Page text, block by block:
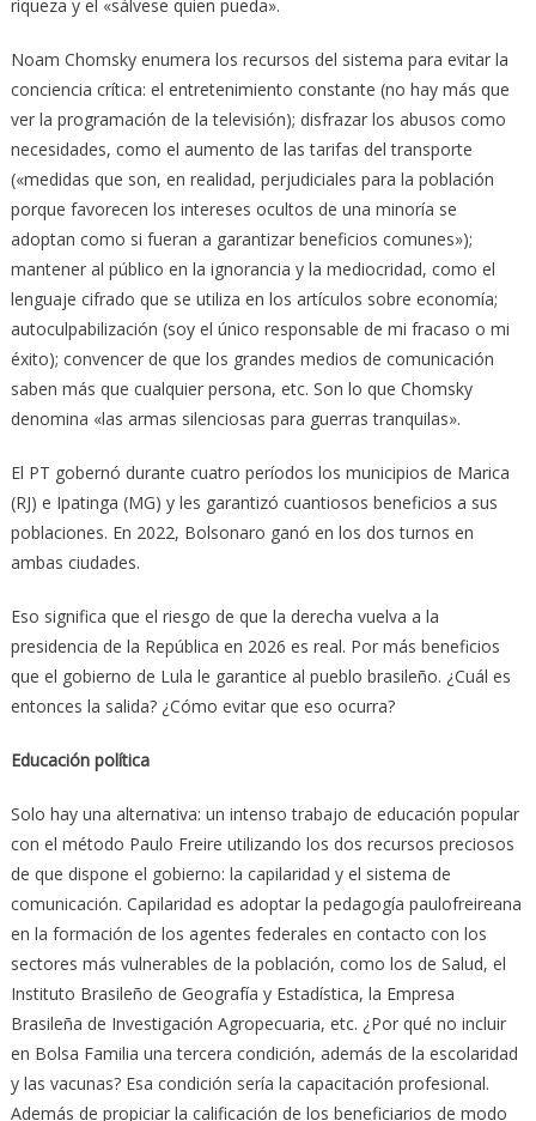
riqueza y el «sálvese quien pueda».
Noam Chomsky enumera los recursos del sistema para evitar la
conciencia crítica: el entretenimiento constante (no hay más que
ver la programación de la televisión); disfrazar los abusos como
necesidades, como el aumento de las tarifas del transporte
(«medidas que son, en realidad, perjudiciales para la población
porque favorecen los intereses ocultos de una minoría se
adoptan como si fueran a garantizar beneficios comunes»);
mantener al público en la ignorancia y la mediocridad, como el
lenguaje cifrado que se utiliza en los artículos sobre economía;
autoculpabilización (soy el único responsable de mi fracaso o mi
éxito); convencer de que los grandes medios de comunicación
saben más que cualquier persona, etc. Son lo que Chomsky
denomina «las armas silenciosas para guerras tranquilas».
El PT gobernó durante cuatro períodos los municipios de Marica
(RJ) e Ipatinga (MG) y les garantizó cuantiosos beneficios a sus
poblaciones. En 2022, Bolsonaro ganó en los dos turnos en
ambas ciudades.
Eso significa que el riesgo de que la derecha vuelva a la
presidencia de la República en 2026 es real. Por más beneficios
que el gobierno de Lula le garantice al pueblo brasileño. ¿Cuál es
entonces la salida? ¿Cómo evitar que eso ocurra?
Educación política
Solo hay una alternativa: un intenso trabajo de educación popular
con el método Paulo Freire utilizando los dos recursos preciosos
de que dispone el gobierno: la capilaridad y el sistema de
comunicación. Capilaridad es adoptar la pedagogía paulofreireana
en la formación de los agentes federales en contacto con los
sectores más vulnerables de la población, como los de Salud, el
Instituto Brasileño de Geografía y Estadística, la Empresa
Brasileña de Investigación Agropecuaria, etc. ¿Por qué no incluir
en Bolsa Familia una tercera condición, además de la escolaridad
y las vacunas? Esa condición sería la capacitación profesional.
Además de propiciar la calificación de los beneficiarios de modo